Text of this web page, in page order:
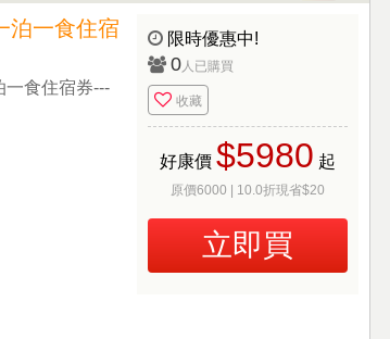
泊一食住宿
一食住宿券---
限時優惠中!
0人已購買
收藏
好康價 $5980 起
原價6000 | 10.0折現省$20
立即買